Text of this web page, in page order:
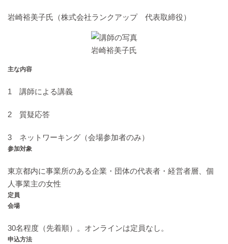
岩崎裕美子氏（株式会社ランクアップ 代表取締役）
岩崎裕美子氏
主な内容
1 講師による講義
2 質疑応答
3 ネットワーキング（会場参加者のみ）
参加対象
東京都内に事業所のある企業・団体の代表者・経営者層、個
人事業主の女性
定員
会場
30名程度（先着順）。オンラインは定員なし。
申込方法